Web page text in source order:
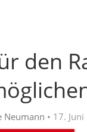
den
Neumann • 17. Juni